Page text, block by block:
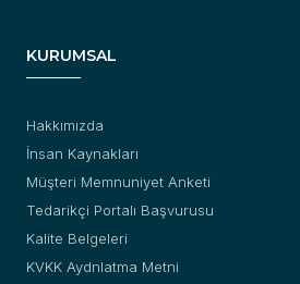
KURUMSAL
Hakkımızda
İnsan Kaynakları
Müşteri Memnuniyet Anketi
Tedarikçi Portalı Başvurusu
Kalite Belgeleri
KVKK Aydnlatma Metni